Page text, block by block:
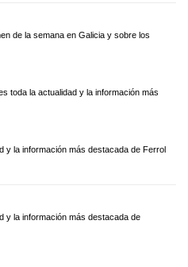
de la semana en Galicia y sobre los
toda la actualidad y la información más
y la información más destacada de Ferrol
y la información más destacada de